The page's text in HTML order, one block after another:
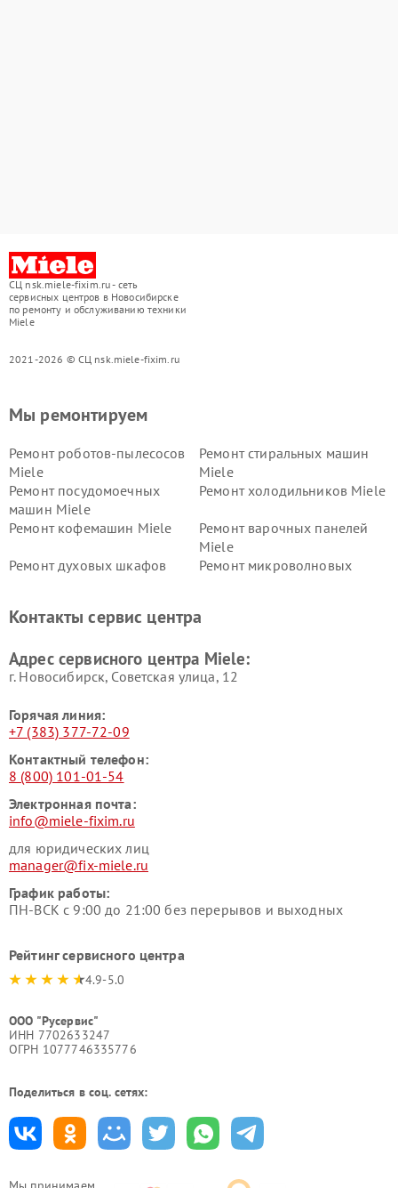
СЦ nsk.miele-fixim.ru - сеть
сервисных центров в Новосибирске
по ремонту и обслуживанию техники
Miele
2021-2026 © СЦ nsk.miele-fixim.ru
Мы ремонтируем
Ремонт роботов-пылесосов
Miele
Ремонт стиральных машин
Miele
Ремонт посудомоечных
машин Miele
Ремонт холодильников Miele
Ремонт кофемашин Miele
Ремонт варочных панелей
Miele
Ремонт духовых шкафов
Ремонт микроволновых
Miele
Miele
пылесосов Miele
Контакты сервис центра
Адрес сервисного центра Miele:
г. Новосибирск, Советская улица, 12
Горячая линия:
+7 (383) 377-72-09
Контактный телефон:
8 (800) 101-01-54
Электронная почта:
info@miele-fixim.ru
для юридических лиц
manager@fix-miele.ru
График работы:
ПН-ВСК с 9:00 до 21:00 без перерывов и выходных
Рейтинг сервисного центра
4.9-5.0
ООО "Русервис"
ИНН 7702633247
ОГРН 1077746335776
Поделиться в соц. сетях: